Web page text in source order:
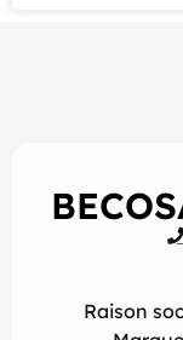
Raison